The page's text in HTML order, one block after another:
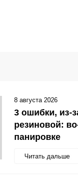
3 ошибки, из-
резиновой:
панировке
Читать дальше
8 августа 2026